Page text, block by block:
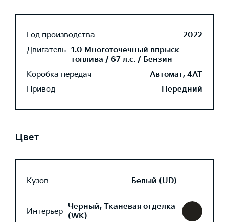
Год производства
2022
Двигатель 1.0 Многоточечный впрыск
топлива / 67 л.с. / Бензин
Коробка передач
Автомат, 4AT
Привод
Передний
Цвет
Кузов Белый (UD)
Интерьер Черный, Тканевая отделка
(WK)